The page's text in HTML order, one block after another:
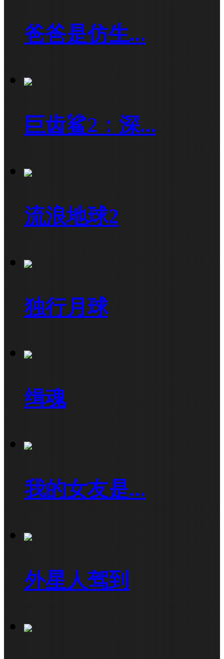
爸爸是仿生...
巨齿鲨2：深...
流浪地球2
独行月球
缉魂
我的女友是...
外星人驾到